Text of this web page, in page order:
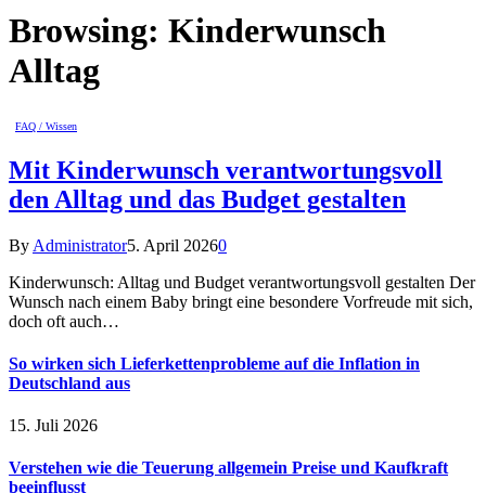
Browsing: Kinderwunsch
Alltag
FAQ / Wissen
Mit Kinderwunsch verantwortungsvoll
den Alltag und das Budget gestalten
By Administrator5. April 20260
Kinderwunsch: Alltag und Budget verantwortungsvoll gestalten Der
Wunsch nach einem Baby bringt eine besondere Vorfreude mit sich,
doch oft auch…
So wirken sich Lieferkettenprobleme auf die Inflation in
Deutschland aus
15. Juli 2026
Verstehen wie die Teuerung allgemein Preise und Kaufkraft
beeinflusst